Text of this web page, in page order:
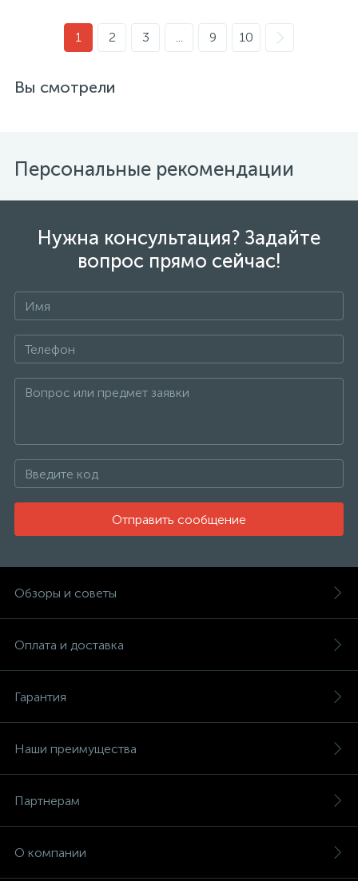
1 2 3 ... 9 10
Вы смотрели
Персональные рекомендации
Нужна консультация? Задайте
вопрос прямо сейчас!
Отправить сообщение
Обзоры и советы
Оплата и доставка
Гарантия
Наши преимущества
Партнерам
О компании